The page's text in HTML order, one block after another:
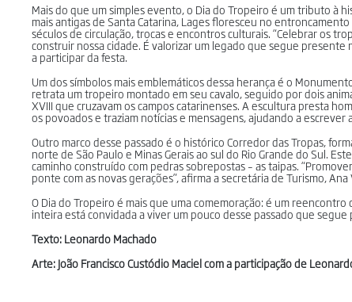
Mais do que um simples evento, o Dia do Tropeiro é um tributo à
mais antigas de Santa Catarina, Lages floresceu no
séculos de circulação, trocas e encontros culturais. “Celebrar os
construir nossa cidade. É valorizar um legado que segue
a participar da festa.
Um dos símbolos mais emblemáticos dessa herança é o
retrata um tropeiro montado em seu cavalo, seguido por dois
XVIII que cruzavam os campos catarinenses. A escultura presta
os povoados e traziam notícias e mensagens, ajudando a
Outro marco desse passado é o histórico Corredor das Tropas,
norte de São Paulo e Minas Gerais ao sul do Rio Grande do Sul.
caminho construído com pedras sobrepostas – as taipas.
ponte com as novas gerações”, afirma a secretária de Turismo, Ana
O Dia do Tropeiro é mais que uma comemoração: é um
inteira está convidada a viver um pouco desse passado que
Texto: Leonardo Machado
Arte: João Francisco Custódio Maciel com a participação de